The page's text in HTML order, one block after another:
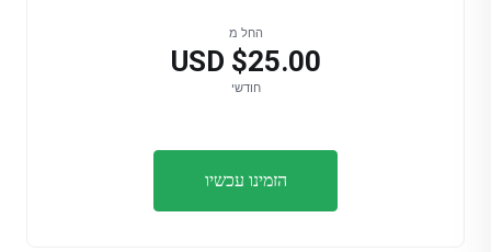
החל מ
$25.00 USD
חודשי
הזמינו עכשיו